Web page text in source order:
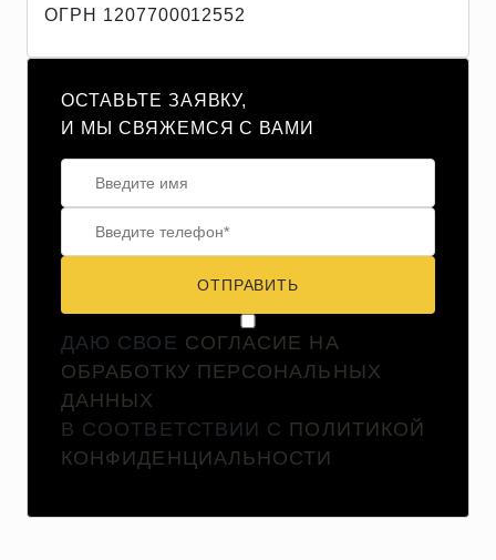
ОГРН 1207700012552
ОСТАВЬТЕ ЗАЯВКУ,
И МЫ СВЯЖЕМСЯ С ВАМИ
ОТПРАВИТЬ
ДАЮ СВОЕ СОГЛАСИЕ НА
ОБРАБОТКУ ПЕРСОНАЛЬНЫХ
ДАННЫХ
В СООТВЕТСТВИИ С ПОЛИТИКОЙ
КОНФИДЕНЦИАЛЬНОСТИ